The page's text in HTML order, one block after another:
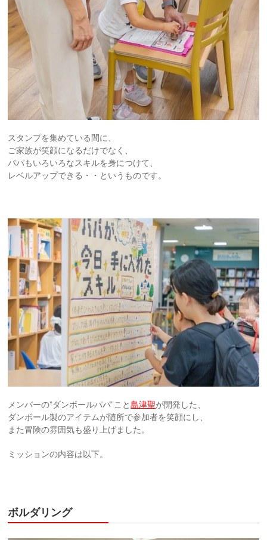
スタンプを集めている間に、
ご家族が笑顔になるだけでなく、
パパもいろいろなスキルを身につけて、
レベルアップできる・・というものです。
メンバーの”ダンボールパパ”こと島津聖が開発した、
ダンボール製のアイテムが随所で参加者を笑顔にし、
また冒険の雰囲気も盛り上げました。
ミッションの内容は以下。
ボルダリング